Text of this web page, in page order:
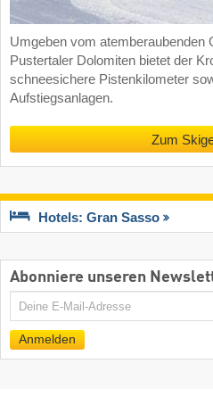
Umgeben vom atemberaubenden
Pustertaler Dolomiten bietet der
schneesichere Pistenkilometer
Aufstiegsanlagen.
Zum
Hotels: Gran Sasso
Abonniere unseren
E-
Anmelden